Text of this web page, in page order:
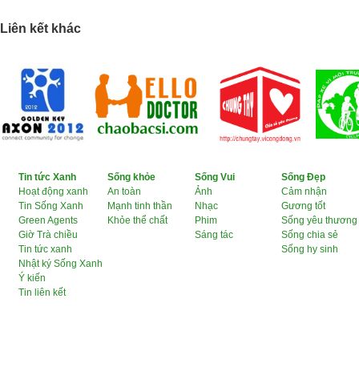
Liên kết khác
Tin tức Xanh
Hoạt động xanh
Tin Sống Xanh
Green Agents
Giờ Trà chiều
Tin tức xanh
Nhật ký Sống Xanh
Ý kiến
Tin liên kết
Sống khỏe
An toàn
Mạnh tinh thần
Khỏe thể chất
Sống Vui
Ảnh
Nhạc
Phim
Sáng tác
Sống Đẹp
Cảm nhận
Gương tốt
Sống yêu thương
Sống chia sẻ
Sống hy sinh